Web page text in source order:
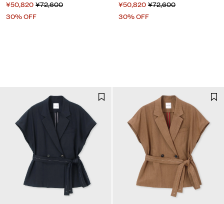
¥50,820 ¥72,600
30% OFF
¥50,820 ¥72,600
30% OFF